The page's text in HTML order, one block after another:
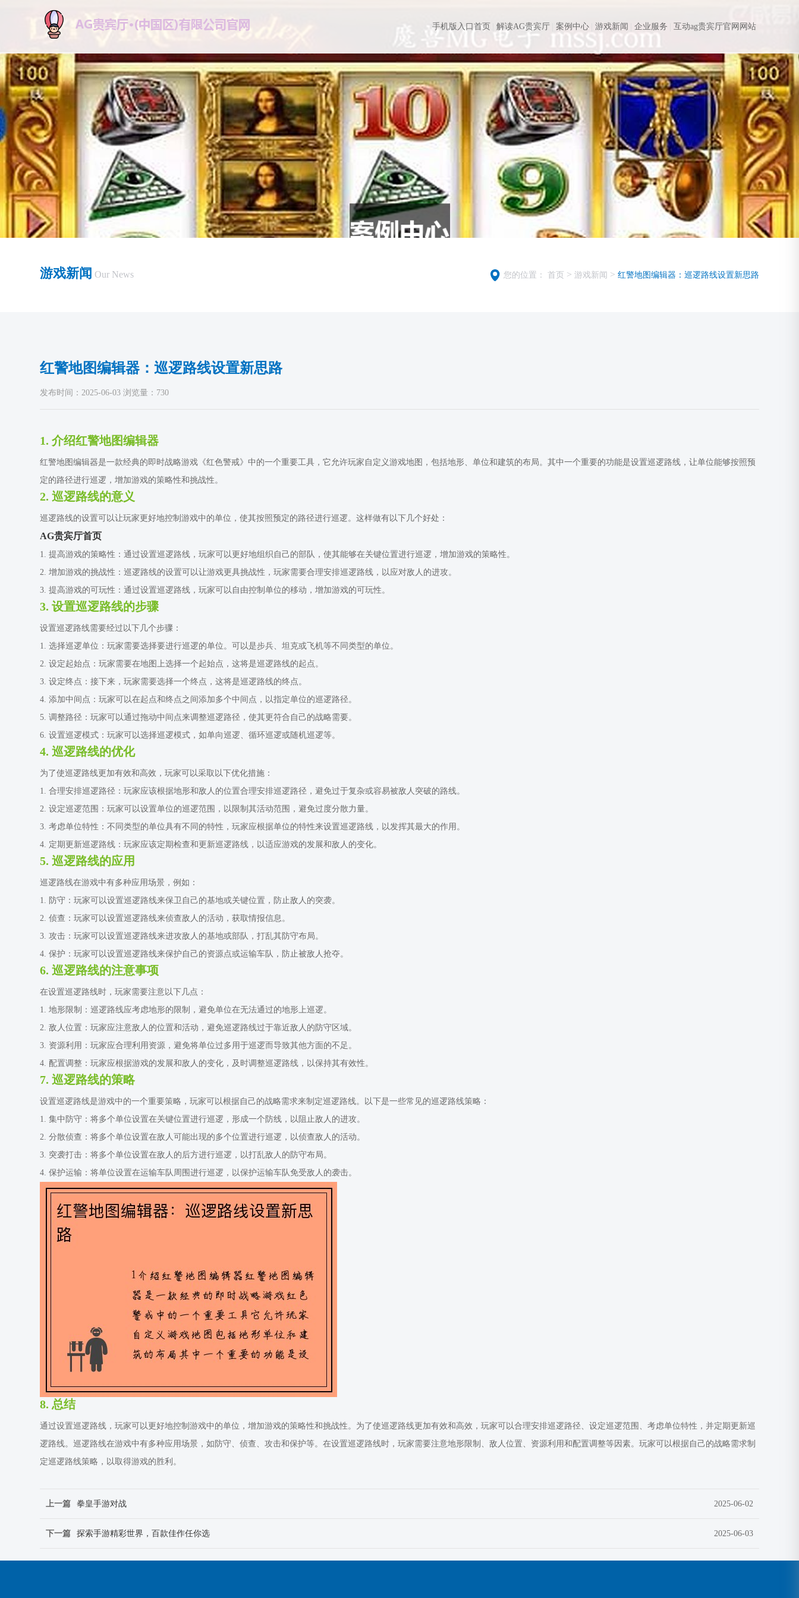
手机版入口首页 解读AG贵宾厅 案例中心 游戏新闻 企业服务 互动ag贵宾厅官网网站
游戏新闻 Our News 您的位置： 首页 > 游戏新闻 > 红警地图编辑器：巡逻路线设置新思路
红警地图编辑器：巡逻路线设置新思路
发布时间：2025-06-03 浏览量：730
1. 介绍红警地图编辑器
红警地图编辑器是一款经典的即时战略游戏《红色警戒》中的一个重要工具，它允许玩家自定义游戏地图，包括地形、单位和建筑的布局。其中一个重要的功能是设置巡逻路线，让单位能够按照预
定的路径进行巡逻，增加游戏的策略性和挑战性。
2. 巡逻路线的意义
巡逻路线的设置可以让玩家更好地控制游戏中的单位，使其按照预定的路径进行巡逻。这样做有以下几个好处：
AG贵宾厅首页
1. 提高游戏的策略性：通过设置巡逻路线，玩家可以更好地组织自己的部队，使其能够在关键位置进行巡逻，增加游戏的策略性。
2. 增加游戏的挑战性：巡逻路线的设置可以让游戏更具挑战性，玩家需要合理安排巡逻路线，以应对敌人的进攻。
3. 提高游戏的可玩性：通过设置巡逻路线，玩家可以自由控制单位的移动，增加游戏的可玩性。
3. 设置巡逻路线的步骤
设置巡逻路线需要经过以下几个步骤：
1. 选择巡逻单位：玩家需要选择要进行巡逻的单位。可以是步兵、坦克或飞机等不同类型的单位。
2. 设定起始点：玩家需要在地图上选择一个起始点，这将是巡逻路线的起点。
3. 设定终点：接下来，玩家需要选择一个终点，这将是巡逻路线的终点。
4. 添加中间点：玩家可以在起点和终点之间添加多个中间点，以指定单位的巡逻路径。
5. 调整路径：玩家可以通过拖动中间点来调整巡逻路径，使其更符合自己的战略需要。
6. 设置巡逻模式：玩家可以选择巡逻模式，如单向巡逻、循环巡逻或随机巡逻等。
4. 巡逻路线的优化
为了使巡逻路线更加有效和高效，玩家可以采取以下优化措施：
1. 合理安排巡逻路径：玩家应该根据地形和敌人的位置合理安排巡逻路径，避免过于复杂或容易被敌人突破的路线。
2. 设定巡逻范围：玩家可以设置单位的巡逻范围，以限制其活动范围，避免过度分散力量。
3. 考虑单位特性：不同类型的单位具有不同的特性，玩家应根据单位的特性来设置巡逻路线，以发挥其最大的作用。
4. 定期更新巡逻路线：玩家应该定期检查和更新巡逻路线，以适应游戏的发展和敌人的变化。
5. 巡逻路线的应用
巡逻路线在游戏中有多种应用场景，例如：
1. 防守：玩家可以设置巡逻路线来保卫自己的基地或关键位置，防止敌人的突袭。
2. 侦查：玩家可以设置巡逻路线来侦查敌人的活动，获取情报信息。
3. 攻击：玩家可以设置巡逻路线来进攻敌人的基地或部队，打乱其防守布局。
4. 保护：玩家可以设置巡逻路线来保护自己的资源点或运输车队，防止被敌人抢夺。
6. 巡逻路线的注意事项
在设置巡逻路线时，玩家需要注意以下几点：
1. 地形限制：巡逻路线应考虑地形的限制，避免单位在无法通过的地形上巡逻。
2. 敌人位置：玩家应注意敌人的位置和活动，避免巡逻路线过于靠近敌人的防守区域。
3. 资源利用：玩家应合理利用资源，避免将单位过多用于巡逻而导致其他方面的不足。
4. 配置调整：玩家应根据游戏的发展和敌人的变化，及时调整巡逻路线，以保持其有效性。
7. 巡逻路线的策略
设置巡逻路线是游戏中的一个重要策略，玩家可以根据自己的战略需求来制定巡逻路线。以下是一些常见的巡逻路线策略：
1. 集中防守：将多个单位设置在关键位置进行巡逻，形成一个防线，以阻止敌人的进攻。
2. 分散侦查：将多个单位设置在敌人可能出现的多个位置进行巡逻，以侦查敌人的活动。
3. 突袭打击：将多个单位设置在敌人的后方进行巡逻，以打乱敌人的防守布局。
4. 保护运输：将单位设置在运输车队周围进行巡逻，以保护运输车队免受敌人的袭击。
8. 总结
通过设置巡逻路线，玩家可以更好地控制游戏中的单位，增加游戏的策略性和挑战性。为了使巡逻路线更加有效和高效，玩家可以合理安排巡逻路径、设定巡逻范围、考虑单位特性，并定期更新巡
逻路线。巡逻路线在游戏中有多种应用场景，如防守、侦查、攻击和保护等。在设置巡逻路线时，玩家需要注意地形限制、敌人位置、资源利用和配置调整等因素。玩家可以根据自己的战略需求制
定巡逻路线策略，以取得游戏的胜利。
上一篇 拳皇手游对战 2025-06-02
下一篇 探索手游精彩世界，百款佳作任你选 2025-06-03